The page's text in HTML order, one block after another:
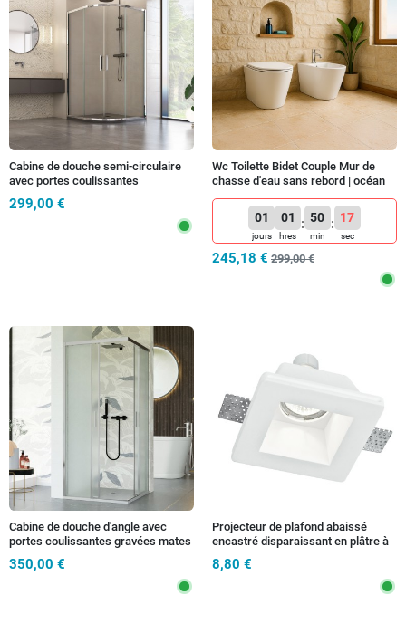
Cabine de douche semi-circulaire
avec portes coulissantes
transparentes | Athéna
299,00 €
Wc Toilette Bidet Couple Mur de
chasse d'eau sans rebord | océan
01
jours
01
hres
: 50
min
: 14
sec
245,18 € 299,00 €
Cabine de douche d'angle avec
portes coulissantes gravées mates
H195 6mm UNICO
350,00 €
Projecteur de plafond abaissé
encastré disparaissant en plâtre à
peindre carré GU10
8,80 €